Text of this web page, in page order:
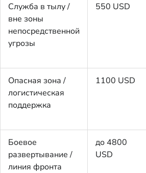
Служба в тылу /
вне зоны
непосредственной
угрозы
550 USD
Опасная зона /
логистическая
поддержка
1100 USD
Боевое
развертывание /
линия фронта
до 4800
USD